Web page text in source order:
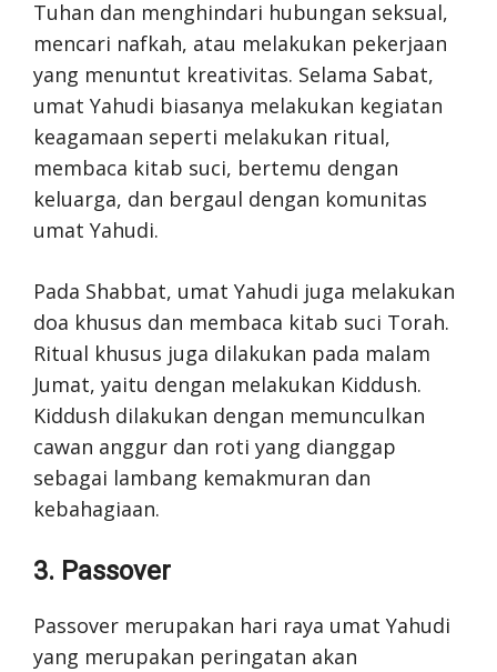
Tuhan dan menghindari hubungan seksual,
mencari nafkah, atau melakukan pekerjaan
yang menuntut kreativitas. Selama Sabat,
umat Yahudi biasanya melakukan kegiatan
keagamaan seperti melakukan ritual,
membaca kitab suci, bertemu dengan
keluarga, dan bergaul dengan komunitas
umat Yahudi.
Pada Shabbat, umat Yahudi juga melakukan
doa khusus dan membaca kitab suci Torah.
Ritual khusus juga dilakukan pada malam
Jumat, yaitu dengan melakukan Kiddush.
Kiddush dilakukan dengan memunculkan
cawan anggur dan roti yang dianggap
sebagai lambang kemakmuran dan
kebahagiaan.
3. Passover
Passover merupakan hari raya umat Yahudi
yang merupakan peringatan akan